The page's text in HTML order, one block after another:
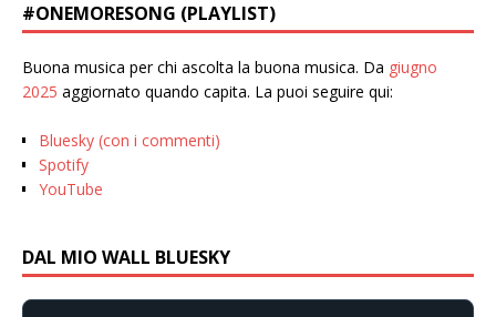
#ONEMORESONG (PLAYLIST)
Buona musica per chi ascolta la buona musica. Da giugno
2025 aggiornato quando capita. La puoi seguire qui:
Bluesky (con i commenti)
Spotify
YouTube
DAL MIO WALL BLUESKY